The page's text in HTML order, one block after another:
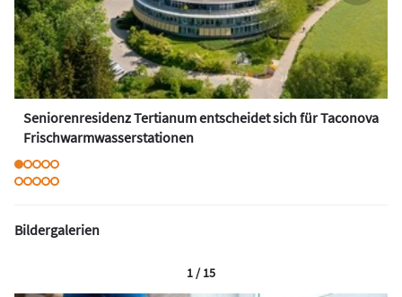
Seniorenresidenz Tertianum entscheidet sich für Taconova
Frischwarmwasserstationen
Bildergalerien
1 / 15